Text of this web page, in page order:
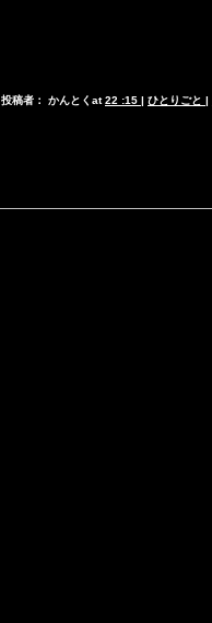
投稿者： かんとくat22 :15 | ひとりごと |